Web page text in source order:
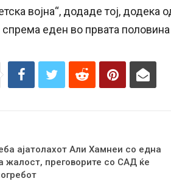
војна“, додаде тој,
еден во првата
ајатолахот Али Хамнеи со една
жалост, преговорите со САД ќе